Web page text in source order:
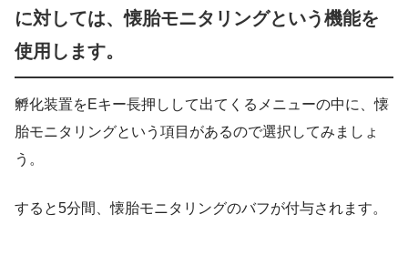
に対しては、懐胎モニタリングという機能を
使用します。
孵化装置をEキー長押しして出てくるメニューの中に、懐
胎モニタリングという項目があるので選択してみましょ
う。
すると5分間、懐胎モニタリングのバフが付与されます。